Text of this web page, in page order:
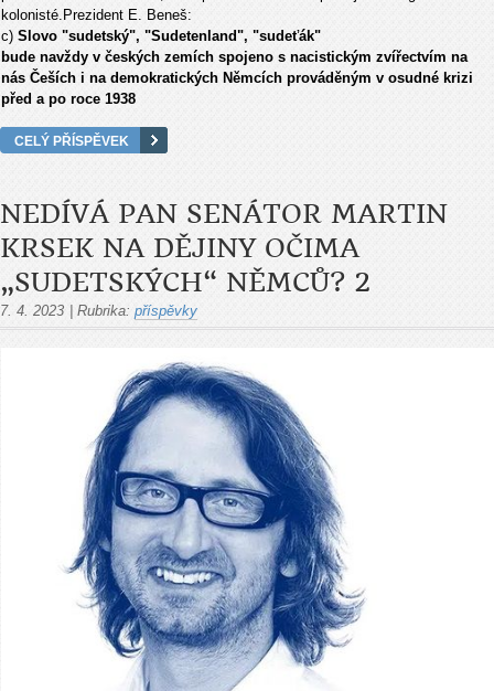
kolonisté. Prezident E. Beneš:
c) Slovo "sudetský", "Sudetenland", "sudeťák"
bude navždy v českých zemích spojeno s nacistickým zvířectvím na
nás Češích i na demokratických Němcích prováděným v osudné krizi
před a po roce 1938
CELÝ PŘÍSPĚVEK
NEDÍVÁ PAN SENÁTOR MARTIN
KRSEK NA DĚJINY OČIMA
„SUDETSKÝCH“ NĚMCŮ? 2
7. 4. 2023 Rubrika: příspěvky